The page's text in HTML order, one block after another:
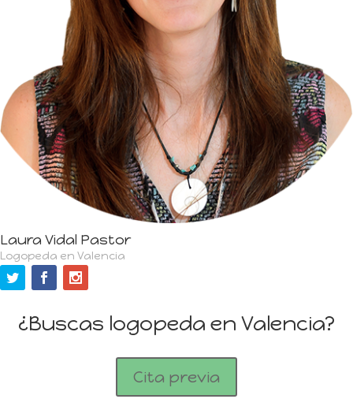
Laura Vidal Pastor
Logopeda en Valencia
¿Buscas logopeda en Valencia?
Cita previa